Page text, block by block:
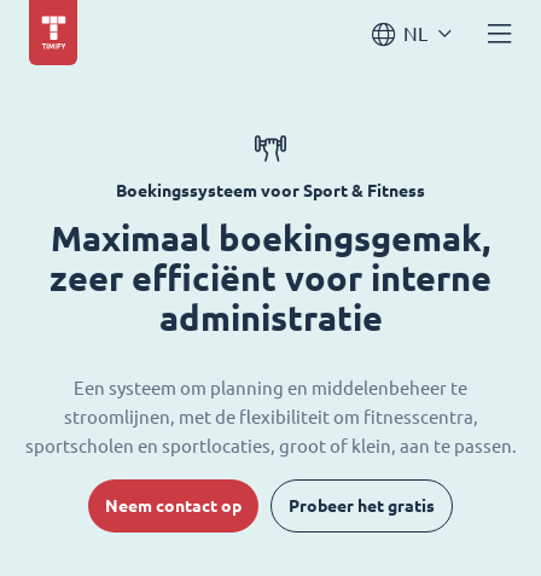
NL
Boekingssysteem voor Sport & Fitness
Maximaal boekingsgemak,
zeer efficiënt voor interne
administratie
Een systeem om planning en middelenbeheer te
stroomlijnen, met de flexibiliteit om fitnesscentra,
sportscholen en sportlocaties, groot of klein, aan te passen.
Neem contact op Probeer het gratis